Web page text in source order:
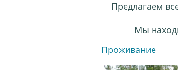
Предлагаем
Мы
Проживание